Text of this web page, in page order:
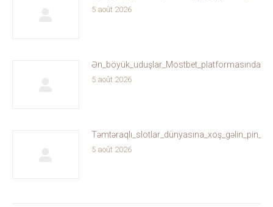
5 août 2026
5 août 2026
5 août 2026